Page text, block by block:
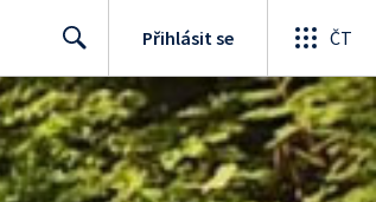
Search
Přihlásit se ČT